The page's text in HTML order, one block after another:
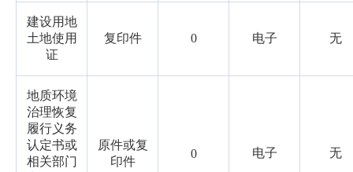
建设用地
土地使用
证
复印件 0 电子 无
地质环境
治理恢复
履行义务
认定书或
相关部门
原件或复
印件
0 电子 无